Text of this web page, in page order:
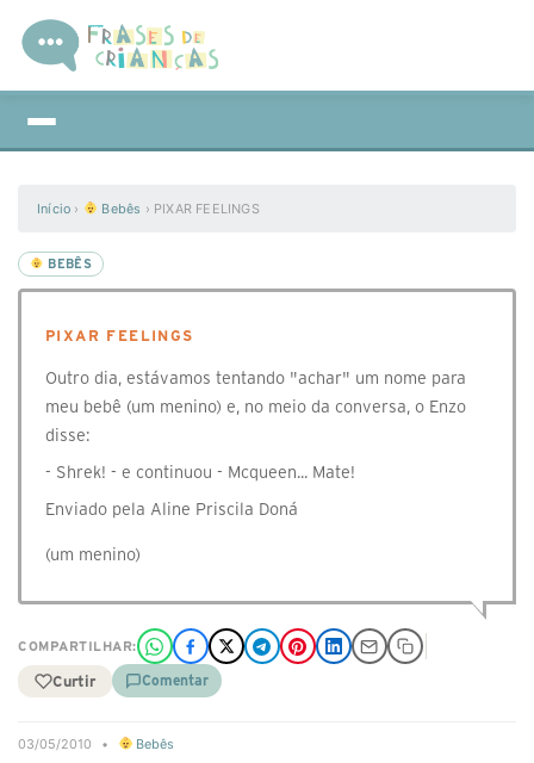
Início › Bebês › PIXAR FEELINGS
BEBÊS
PIXAR FEELINGS
Outro dia, estávamos tentando "achar" um nome para
meu bebê (um menino) e, no meio da conversa, o Enzo
disse:
- Shrek! - e continuou - Mcqueen... Mate!
Enviado pela Aline Priscila Doná
(um menino)
COMPARTILHAR:
Curtir Comentar
03/05/2010 • Bebês